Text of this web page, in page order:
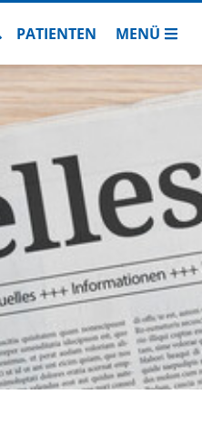
Zur Seitensuche
PATIENTEN MENÜ